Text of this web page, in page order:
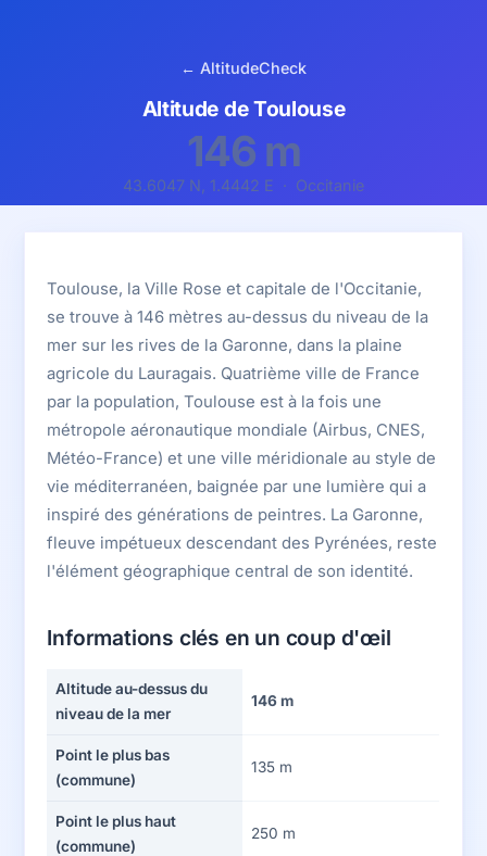
← AltitudeCheck
Altitude de Toulouse
146 m
43.6047 N, 1.4442 E · Occitanie
Toulouse, la Ville Rose et capitale de l'Occitanie,
se trouve à 146 mètres au-dessus du niveau de la
mer sur les rives de la Garonne, dans la plaine
agricole du Lauragais. Quatrième ville de France
par la population, Toulouse est à la fois une
métropole aéronautique mondiale (Airbus, CNES,
Météo-France) et une ville méridionale au style de
vie méditerranéen, baignée par une lumière qui a
inspiré des générations de peintres. La Garonne,
fleuve impétueux descendant des Pyrénées, reste
l'élément géographique central de son identité.
Informations clés en un coup d'œil
Altitude au-dessus du
niveau de la mer
146 m
Point le plus bas
(commune)
135 m
Point le plus haut
(commune)
250 m